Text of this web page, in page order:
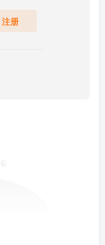
注册